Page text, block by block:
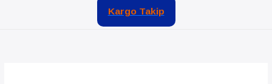
Kargo Takip